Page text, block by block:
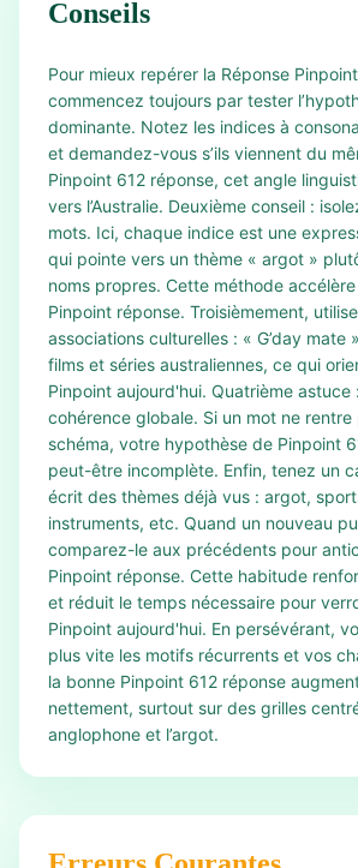
Conseils
Pour mieux repérer la Réponse
commencez toujours par tester
dominante. Notez les indices à
et demandez-vous s’ils viennent du
Pinpoint 612 réponse, cet angle
vers l’Australie. Deuxième conseil :
mots. Ici, chaque indice est une
qui pointe vers un thème « argot »
noms propres. Cette méthode
Pinpoint réponse. Troisièmement,
associations culturelles : « G’day mate
films et séries australiennes, ce qui
Pinpoint aujourd'hui. Quatrième astuce
cohérence globale. Si un mot ne rentre
schéma, votre hypothèse de Pinpoint
peut-être incomplète. Enfin, tenez un
écrit des thèmes déjà vus : argot,
instruments, etc. Quand un nouveau
comparez-le aux précédents pour
Pinpoint réponse. Cette habitude
et réduit le temps nécessaire pour
Pinpoint aujourd'hui. En persévérant,
plus vite les motifs récurrents et vos
la bonne Pinpoint 612 réponse
nettement, surtout sur des grilles
anglophone et l’argot.